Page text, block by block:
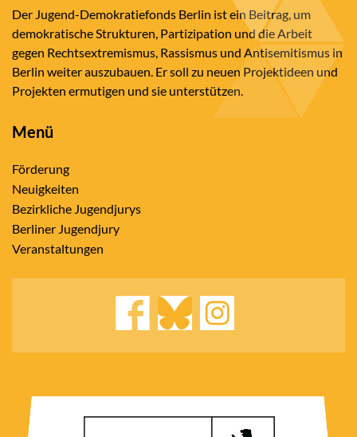
Der Jugend-Demokratiefonds Berlin ist ein Beitrag, um
demokratische Strukturen, Partizipation und die Arbeit
gegen Rechtsextremismus, Rassismus und Antisemitismus in
Berlin weiter auszubauen. Er soll zu neuen Projektideen und
Projekten ermutigen und sie unterstützen.
Menü
Förderung
Neuigkeiten
Bezirkliche Jugendjurys
Berliner Jugendjury
Veranstaltungen